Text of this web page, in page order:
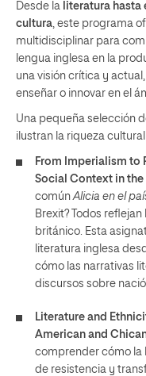
Desde la literatura hasta
cultura, este programa
multidisciplinar para
lengua inglesa en la
una visión crítica y
enseñar o innovar en el
Una pequeña selección
ilustran la riqueza
From Imperialism to
Social Context in the
comúnAlicia en el
Brexit? Todos
británico. Esta
literatura inglesa
cómo las narrativas
discursos sobre
Literature and
American and
comprender cómo la
de resistencia y